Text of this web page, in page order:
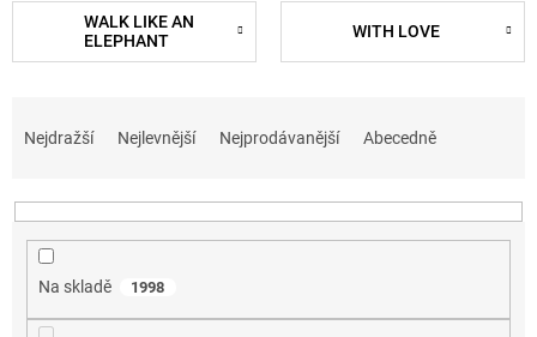
WALK LIKE AN
ELEPHANT
WITH LOVE
n
Nejdražší Nejlevnější Nejprodávanější Abecedně
Na skladě 1998